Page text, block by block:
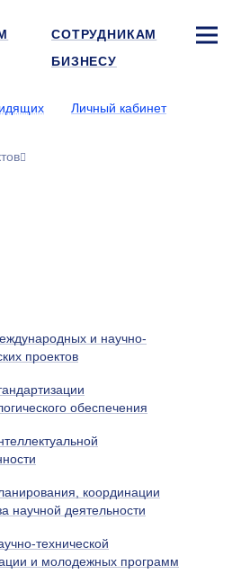
СОТРУДНИКАМ
БИЗНЕСУ
Личный кабинет
и научно-
проектов
обеспечения
координации
научной деятельности
технической
и молодежных программ